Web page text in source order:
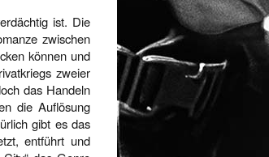
ist. Die
zwischen
können und
zweier
das Handeln
die Auflösung
gibt es das
entführt und